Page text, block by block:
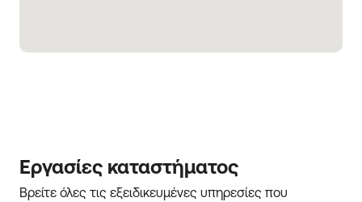
Εργασίες καταστήματος
Βρείτε όλες τις εξειδικευμένες υπηρεσίες που